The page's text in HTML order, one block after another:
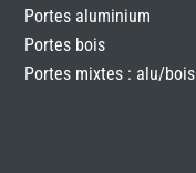
Portes aluminium
Portes bois
Portes mixtes : alu/bois